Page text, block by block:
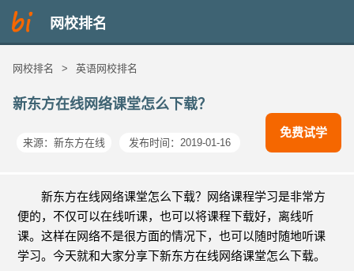
网校排名
网校排名 > 英语网校排名
新东方在线网络课堂怎么下载？
来源： 新东方在线 发布时间：2019-01-16
免费试学
新东方在线网络课堂怎么下载？网络课程学习是非常方
便的，不仅可以在线听课，也可以将课程下载好，离线听
课。这样在网络不是很方面的情况下，也可以随时随地听课
学习。今天就和大家分享下新东方在线网络课堂怎么下载。